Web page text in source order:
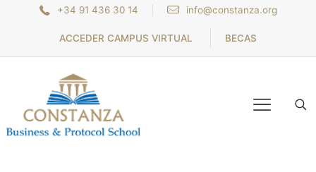
+34 91 436 30 14 info@constanza.org
ACCEDER CAMPUS VIRTUAL BECAS